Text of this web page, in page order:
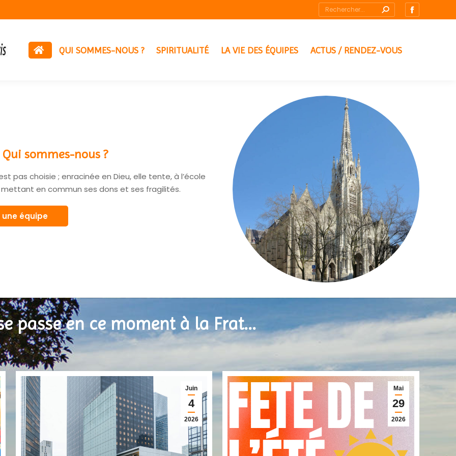
Recherche
:
La
QUI SOMMES-NOUS ? SPIRITUALITÉ LA VIE DES ÉQUIPES ACTUS / RENDEZ-VOUS
sommes-nous ?
pas choisie ; enracinée en Dieu, elle tente, à l’école
en commun ses dons et ses fragilités.
une équipe
passe en ce moment à la Frat...
Juin
4
2026
Mai
29
2026